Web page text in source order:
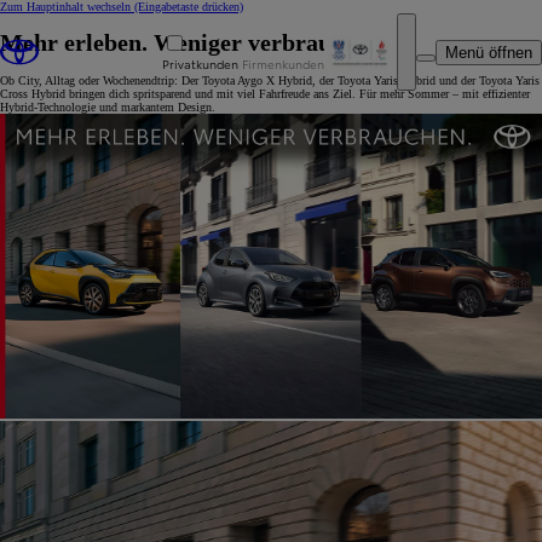
Zum Hauptinhalt wechseln (Eingabetaste drücken)
Privatkunden Firmenkunden
Menü öffnen
Mehr erleben. Weniger verbrauchen.
Ob City, Alltag oder Wochenendtrip: Der Toyota Aygo X Hybrid, der Toyota Yaris Hybrid und der Toyota Yaris
Cross Hybrid bringen dich spritsparend und mit viel Fahrfreude ans Ziel. Für mehr Sommer – mit effizienter
Hybrid-Technologie und markantem Design.